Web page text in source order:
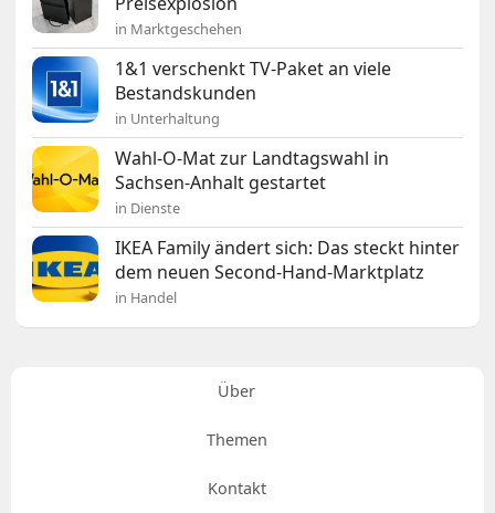
in Marktgeschehen
1&1 verschenkt TV-Paket an viele
Bestandskunden
in Unterhaltung
Wahl-O-Mat zur Landtagswahl in
Sachsen-Anhalt gestartet
in Dienste
IKEA Family ändert sich: Das steckt hinter
dem neuen Second-Hand-Marktplatz
in Handel
Über
Themen
Kontakt